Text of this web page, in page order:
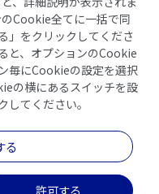
高齢期
ることが
ルケア
Cookie全てに一括で同
」をクリックしてくださ
と、オプションのCookie
毎にCookieの設定を選択
の横にあるスイッチを設
てください。
る
許可する